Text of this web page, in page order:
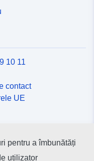
10 11
contact
UE
sociale
pentru a îmbunătăți
utilizator